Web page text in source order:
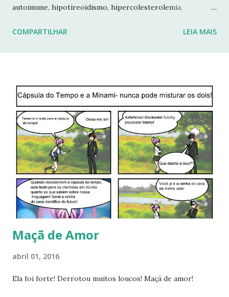
autoimune, hipotireoidismo, hipercolesterolemia,
fraturas. Esses desafios têm impactado profundamente
Não posso garantir quando — ou se — retornarei. Neste
momento, minha prioridade precisa ser cuidar da minha
saúde e buscar qualidade de vida dentro das limitações que
enfrento. Quero agradecer imensamente a cada um de
vocês que esteve comigo, que leu, comentou, compartilho...
COMPARTILHAR LEIA MAIS
Maçã de Amor
abril 01, 2016
Ela foi forte! Derrotou muitos loucos! Maçã de amor!